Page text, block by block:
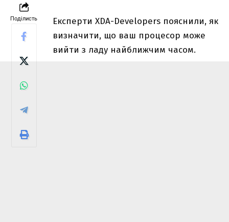
Поділисть
Експерти XDA-Developers пояснили, як
визначити, що ваш процесор може
вийти з ладу найближчим часом.